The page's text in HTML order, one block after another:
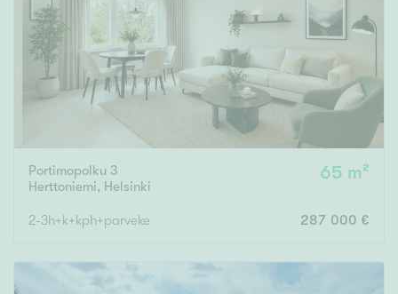
Portimopolku 3
Herttoniemi, Helsinki
65 m²
2-3h+k+kph+parveke 287 000 €